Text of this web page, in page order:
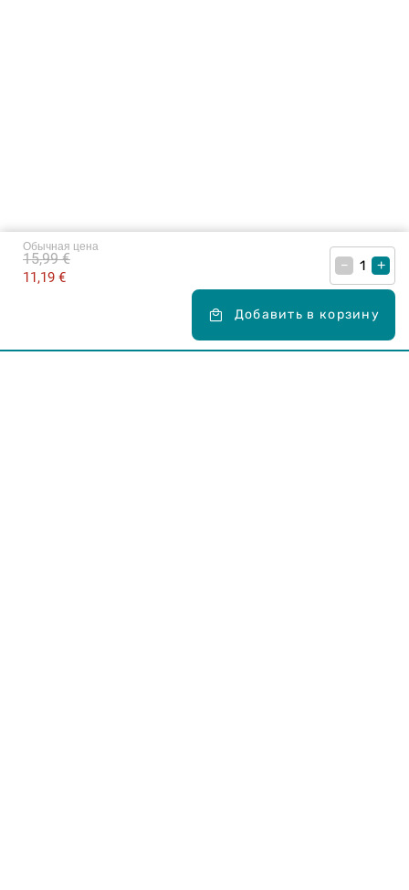
Обычная цена
11,19 €
15,99 € – +
Добавить в корзину